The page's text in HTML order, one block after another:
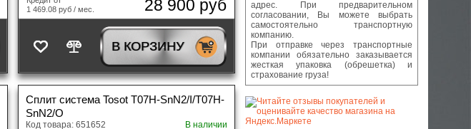
адрес. При предварительном
согласовании, Вы можете выбрать
самостоятельно транспортную
компанию.
При отправке через транспортные
компании обязательно заказывается
жесткая упаковка (обрешетка) и
страхование груза!
1 469.08 руб / мес.
28 900 руб
В КОРЗИНУ
Сплит система Tosot T07H-SnN2/I/T07H-
SnN2/O
Код товара: 651652 В наличии